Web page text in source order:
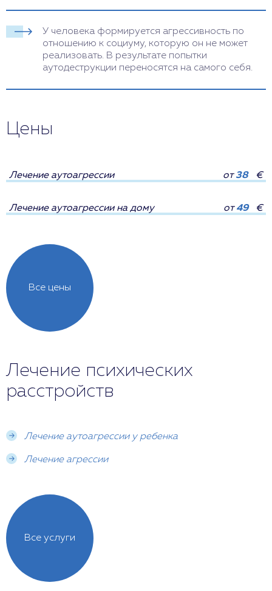
У человека формируется агрессивность по
отношению к социуму, которую он не может
реализовать. В результате попытки
аутодеструкции переносятся на самого себя.
Цены
Все цены
Лечение аутоагрессии от38 €
Лечение аутоагрессии на дому от49 €
Лечение психических
расстройств
Лечение аутоагрессии у ребенка
Лечение агрессии
Все услуги